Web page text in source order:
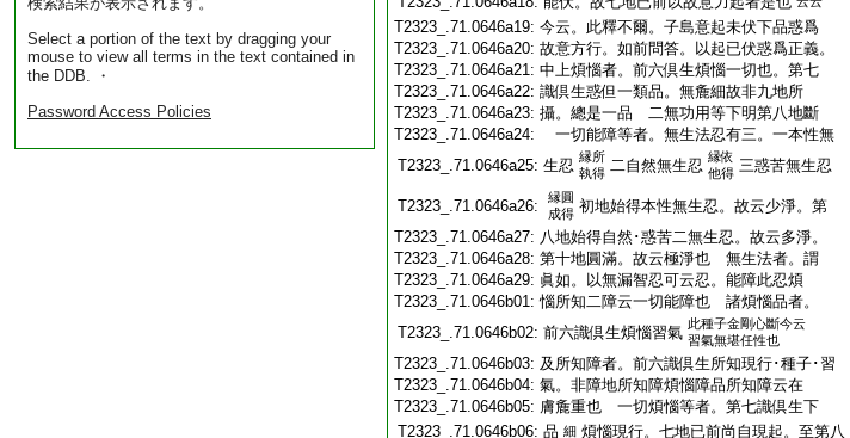
Select a portion of the text by dragging your
mouse to view all terms in the text contained in
the DDB. ・
Password Access Policies
T2323_.71.0646a19: 今云。此釋不爾。子島意起未伏下品惑爲
T2323_.71.0646a20: 故意方行。如前問答。以起已伏惑爲正義。
T2323_.71.0646a21: 中上煩惱者。前六倶生煩惱一切也。第七
T2323_.71.0646a22: 識倶生惑但一類品。無麁細故非九地所
T2323_.71.0646a23: 攝。總是一品 二無功用等下明第八地斷
T2323_.71.0646a24:
一切能障等者。無生法忍有三。一本性無
T2323_.71.0646a25: 生忍 縁所
執得 二自然無生忍 縁依
他得 三惑苦無生忍
T2323_.71.0646a26:
縁圓
成得 初地始得本性無生忍。故云少淨。第
T2323_.71.0646a27: 八地始得自然･惑苦二無生忍。故云多淨。
T2323_.71.0646a28: 第十地圓滿。故云極淨也 無生法者。謂
T2323_.71.0646a29: 眞如。以無漏智忍可云忍。能障此忍煩
T2323_.71.0646b01:惱所知二障云一切能障也 諸煩惱品者。
T2323_.71.0646b02: 前六識倶生煩惱習氣 此種子金剛心斷今云
習氣無堪任性也
T2323_.71.0646b03: 及所知障者。前六識倶生所知現行･種子･習
T2323_.71.0646b04: 氣。非障地所知障煩惱障品所知障云在
T2323_.71.0646b05: 膚麁重也 一切煩惱等者。第七識倶生下
T2323_.71.0646b06: 品 細 煩惱現行。七地已前尚自現起。至第八